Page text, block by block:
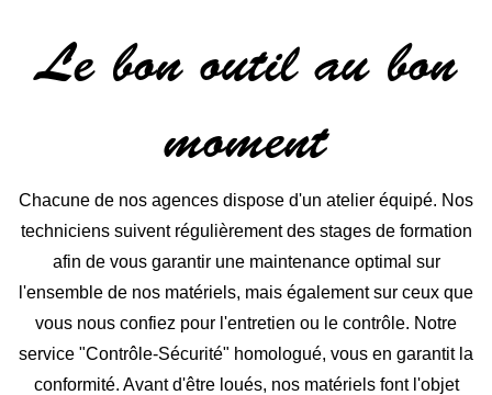
Le bon outil au bon
moment
Chacune de nos agences dispose d'un atelier équipé. Nos
techniciens suivent régulièrement des stages de formation
afin de vous garantir une maintenance optimal sur
l'ensemble de nos matériels, mais également sur ceux que
vous nous confiez pour l'entretien ou le contrôle. Notre
service "Contrôle-Sécurité" homologué, vous en garantit la
conformité. Avant d'être loués, nos matériels font l'objet